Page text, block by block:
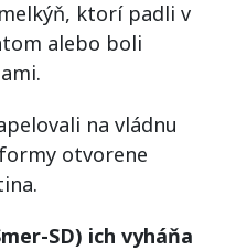
ktorí padli v
alebo boli
na vládnu
otvorene
SD) ich vyháňa